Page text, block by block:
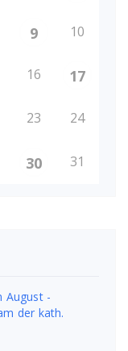
9 10
16 17
23 24
30 31
August -
der kath.